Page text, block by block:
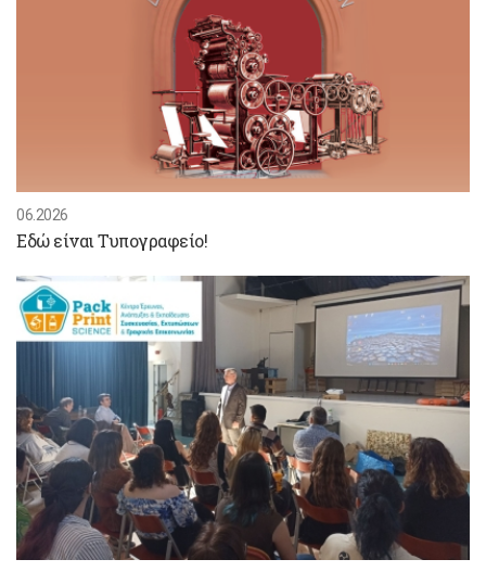
06.2026
Εδώ είναι Τυπογραφείο!